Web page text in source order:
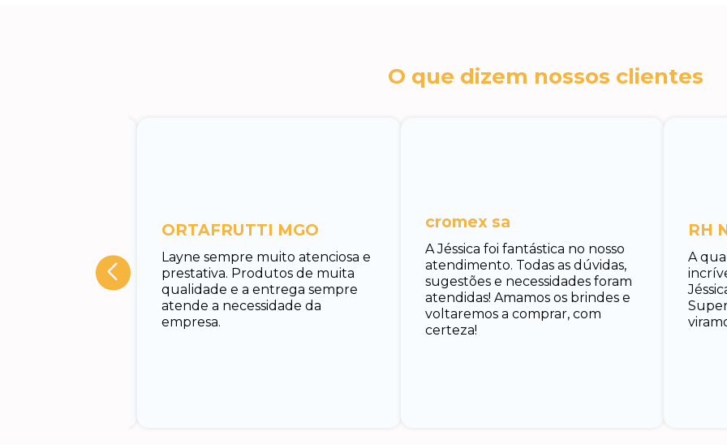
O que dizem nossos clientes
muito
e rápido em
Layne sempre muito atenciosa e
prestativa. Produtos de muita
qualidade e a entrega sempre
atende a necessidade da
empresa.
ORTAFRUTTI MGO
A Jéssica foi fantástica no nosso
atendimento. Todas as dúvidas,
sugestões e necessidades foram
atendidas! Amamos os brindes e
voltaremos a comprar, com
certeza!
cromex sa
A
RH